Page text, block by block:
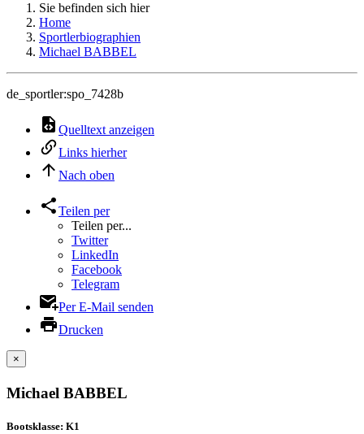
Sie befinden sich hier
Home
Sportlerbiographien
Michael BABBEL
de_sportler:spo_7428b
Quelltext anzeigen
Links hierher
Nach oben
Teilen per
Teilen per...
Twitter
LinkedIn
Facebook
Telegram
Per E-Mail senden
Drucken
×
Michael BABBEL
Bootsklasse: K1